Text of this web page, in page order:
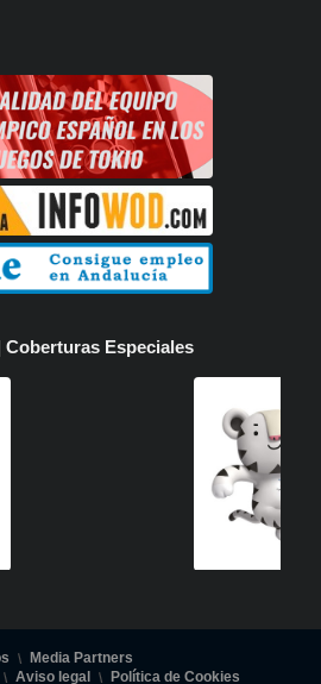
Especiales
Media Partners
Aviso legal Política de Cookies